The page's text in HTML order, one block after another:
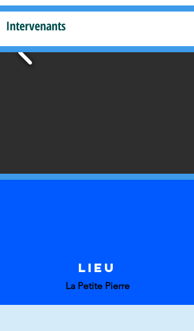
Intervenants
LIEU
La Petite Pierre